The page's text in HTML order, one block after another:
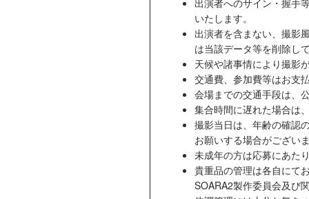
いたします。
出演者を含まない、撮影
は当該データ等を削除し
天候や諸事情により撮影
交通費、参加費等はお支
会場までの交通手段は、
集合時間に遅れた場合は
撮影当日は、年齢の確認
お願いする場合がござい
未成年の方は応募にあた
貴重品の管理は各自にて
SOARA2製作委員会及び